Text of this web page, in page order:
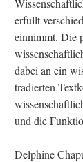
erfüllt
einnimmt. Die
dabei an ein
tradierten
und die
Delphine